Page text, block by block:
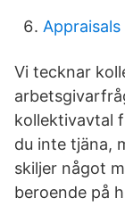
Vi tecknar
kollektivavtal
du inte tjäna,
skiljer något
beroende på